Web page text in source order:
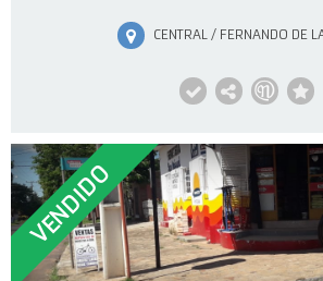
CENTRAL / FERNANDO DE
VENDIDO